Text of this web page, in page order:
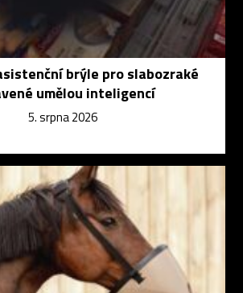
brýle pro slabozraké
umělou inteligencí
5. srpna 2026